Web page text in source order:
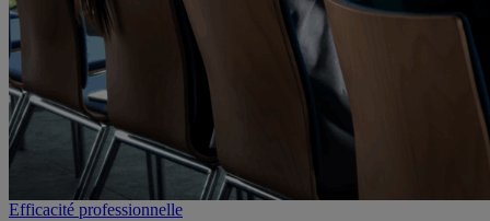
Efficacité professionnelle